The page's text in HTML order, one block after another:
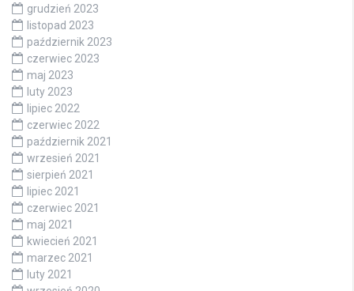
grudzień 2023
listopad 2023
październik 2023
czerwiec 2023
maj 2023
luty 2023
lipiec 2022
czerwiec 2022
październik 2021
wrzesień 2021
sierpień 2021
lipiec 2021
czerwiec 2021
maj 2021
kwiecień 2021
marzec 2021
luty 2021